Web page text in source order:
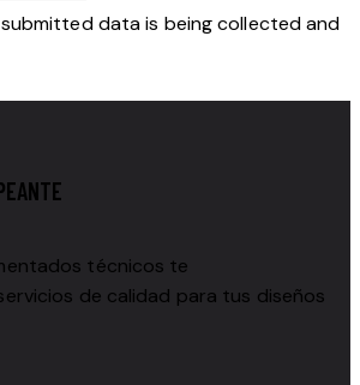
data is being collected and
técnicos te
de calidad para tus diseños